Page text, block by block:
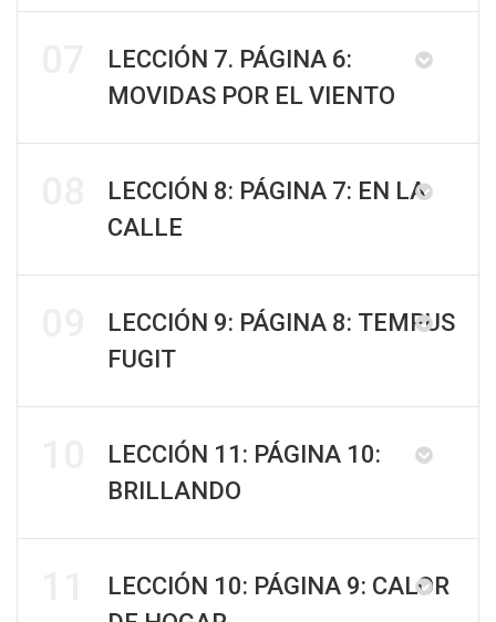
LECCIÓN 7. PÁGINA 6:
MOVIDAS POR EL VIENTO
LECCIÓN 8: PÁGINA 7: EN LA
CALLE
LECCIÓN 9: PÁGINA 8: TEMPUS
FUGIT
LECCIÓN 11: PÁGINA 10:
BRILLANDO
LECCIÓN 10: PÁGINA 9: CALOR